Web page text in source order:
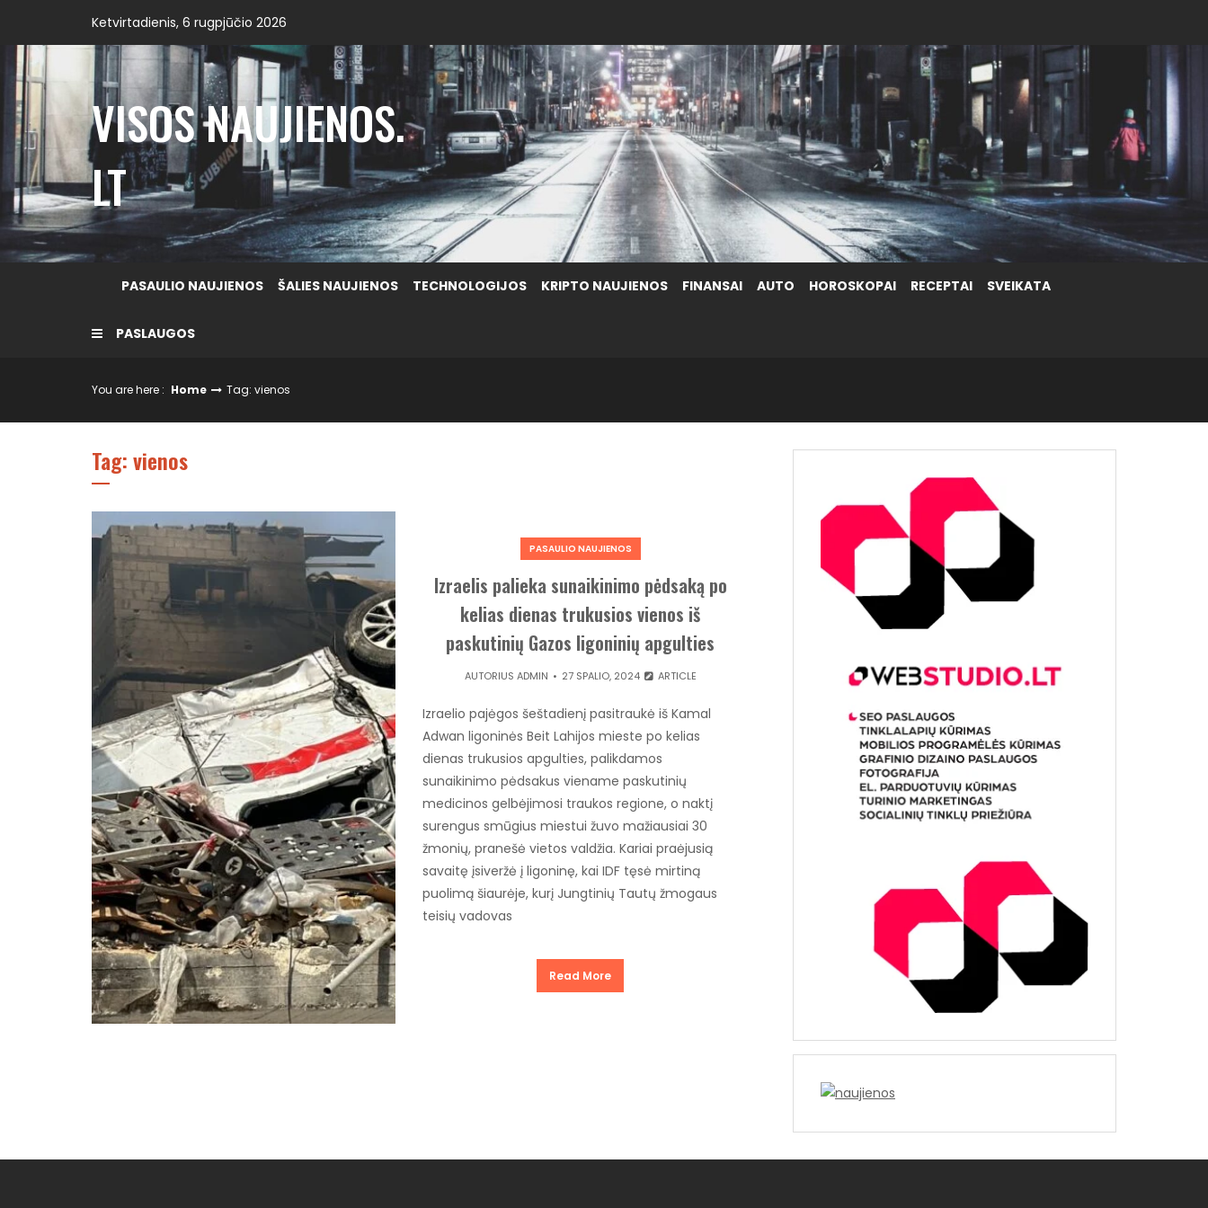
content
Ketvirtadienis, 6 rugpjūčio 2026
VISOS NAUJIENOS.
LT
PASAULIO NAUJIENOS ŠALIES NAUJIENOS TECHNOLOGIJOS KRIPTO NAUJIENOS FINANSAI AUTO HOROSKOPAI RECEPTAI SVEIKATA
PASLAUGOS
You are here : Home Tag: vienos
Tag: vienos
PASAULIO NAUJIENOS
Izraelis palieka sunaikinimo pėdsaką po
kelias dienas trukusios vienos iš
paskutinių Gazos ligoninių apgulties
AUTORIUS ADMIN 27 SPALIO, 2024 ARTICLE
Izraelio pajėgos šeštadienį pasitraukė iš Kamal
Adwan ligoninės Beit Lahijos mieste po kelias
dienas trukusios apgulties, palikdamos
sunaikinimo pėdsakus viename paskutinių
medicinos gelbėjimosi traukos regione, o naktį
surengus smūgius miestui žuvo mažiausiai 30
žmonių, pranešė vietos valdžia. Kariai praėjusią
savaitę įsiveržė į ligoninę, kai IDF tęsė mirtiną
puolimą šiaurėje, kurį Jungtinių Tautų žmogaus
teisių vadovas
Read More